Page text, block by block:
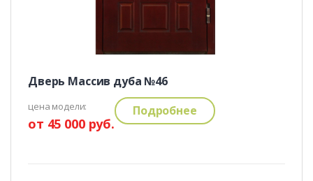
Дверь Массив дуба №46
цена модели:
от 45 000 руб.
Подробнее